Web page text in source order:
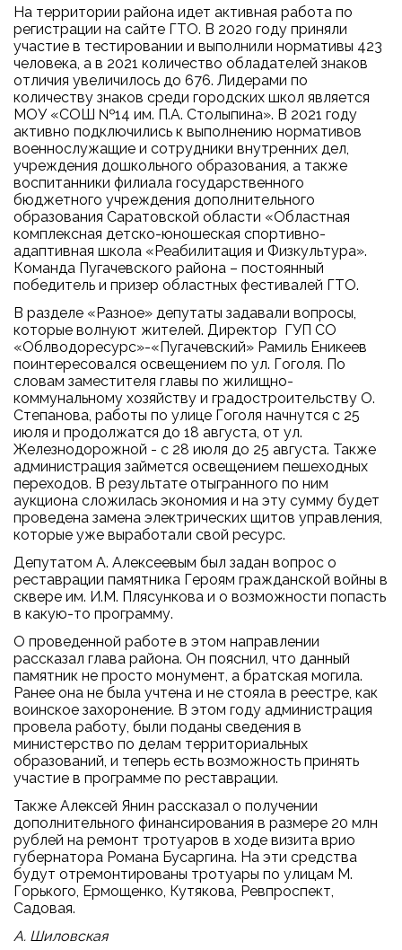
На территории района идет активная работа по
регистрации на сайте ГТО. В 2020 году приняли
участие в тестировании и выполнили нормативы 423
человека, а в 2021 количество обладателей знаков
отличия увеличилось до 676. Лидерами по
количеству знаков среди городских школ является
МОУ «СОШ №14 им. П.А. Столыпина». В 2021 году
активно подключились к выполнению нормативов
военнослужащие и сотрудники внутренних дел,
учреждения дошкольного образования, а также
воспитанники филиала государственного
бюджетного учреждения дополнительного
образования Саратовской области «Областная
комплексная детско-юношеская спортивно-
адаптивная школа «Реабилитация и Физкультура».
Команда Пугачевского района – постоянный
победитель и призер областных фестивалей ГТО.
В разделе «Разное» депутаты задавали вопросы,
которые волнуют жителей. Директор ГУП СО
«Облводоресурс»-«Пугачевский» Рамиль Еникеев
поинтересовался освещением по ул. Гоголя. По
словам заместителя главы по жилищно-
коммунальному хозяйству и градостроительству О.
Степанова, работы по улице Гоголя начнутся с 25
июля и продолжатся до 18 августа, от ул.
Железнодорожной - с 28 июля до 25 августа. Также
администрация займется освещением пешеходных
переходов. В результате отыгранного по ним
аукциона сложилась экономия и на эту сумму будет
проведена замена электрических щитов управления,
которые уже выработали свой ресурс.
Депутатом А. Алексеевым был задан вопрос о
реставрации памятника Героям гражданской войны в
сквере им. И.М. Плясункова и о возможности попасть
в какую-то программу.
О проведенной работе в этом направлении
рассказал глава района. Он пояснил, что данный
памятник не просто монумент, а братская могила.
Ранее она не была учтена и не стояла в реестре, как
воинское захоронение. В этом году администрация
провела работу, были поданы сведения в
министерство по делам территориальных
образований, и теперь есть возможность принять
участие в программе по реставрации.
Также Алексей Янин рассказал о получении
дополнительного финансирования в размере 20 млн
рублей на ремонт тротуаров в ходе визита врио
губернатора Романа Бусаргина. На эти средства
будут отремонтированы тротуары по улицам М.
Горького, Ермощенко, Кутякова, Ревпроспект,
Садовая.
А. Шиловская